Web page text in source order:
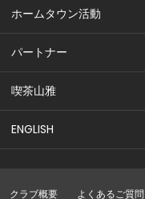
ホームタウン活動
パートナー
喫茶山雅
ENGLISH
クラブ概要 よくあるご質問